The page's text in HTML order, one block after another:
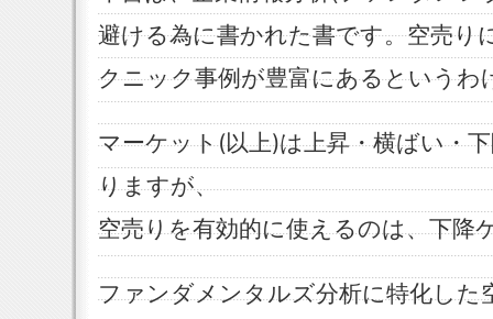
避ける為に書かれた書です。空売り
クニック事例が豊富にあるというわ
マーケット(以上)は上昇・横ばい・
りますが、
空売りを有効的に使えるのは、下降
ファンダメンタルズ分析に特化した